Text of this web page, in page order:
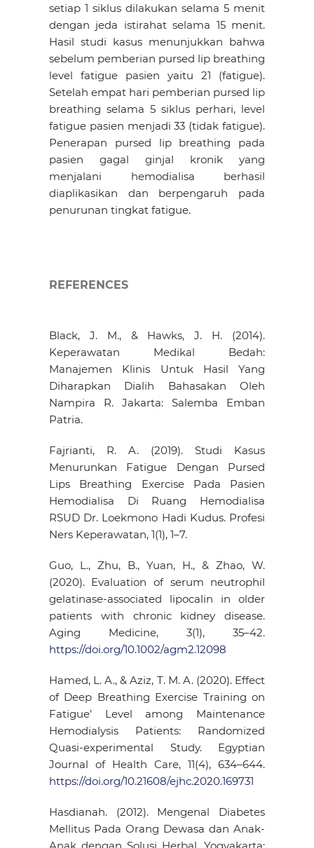
setiap 1 siklus dilakukan selama 5 menit
dengan jeda istirahat selama 15 menit.
Hasil studi kasus menunjukkan bahwa
sebelum pemberian pursed lip breathing
level fatigue pasien yaitu 21 (fatigue).
Setelah empat hari pemberian pursed lip
breathing selama 5 siklus perhari, level
fatigue pasien menjadi 33 (tidak fatigue).
Penerapan pursed lip breathing pada
pasien gagal ginjal kronik yang
menjalani hemodialisa berhasil
diaplikasikan dan berpengaruh pada
penurunan tingkat fatigue.
REFERENCES
Black, J. M., & Hawks, J. H. (2014).
Keperawatan Medikal Bedah:
Manajemen Klinis Untuk Hasil Yang
Diharapkan Dialih Bahasakan Oleh
Nampira R. Jakarta: Salemba Emban
Patria.
Fajrianti, R. A. (2019). Studi Kasus
Menurunkan Fatigue Dengan Pursed
Lips Breathing Exercise Pada Pasien
Hemodialisa Di Ruang Hemodialisa
RSUD Dr. Loekmono Hadi Kudus. Profesi
Ners Keperawatan, 1(1), 1–7.
Guo, L., Zhu, B., Yuan, H., & Zhao, W.
(2020). Evaluation of serum neutrophil
gelatinase-associated lipocalin in older
patients with chronic kidney disease.
Aging Medicine, 3(1), 35–42.
https://doi.org/10.1002/agm2.12098
Hamed, L. A., & Aziz, T. M. A. (2020). Effect
of Deep Breathing Exercise Training on
Fatigue’ Level among Maintenance
Hemodialysis Patients: Randomized
Quasi-experimental Study. Egyptian
Journal of Health Care, 11(4), 634–644.
https://doi.org/10.21608/ejhc.2020.169731
Hasdianah. (2012). Mengenal Diabetes
Mellitus Pada Orang Dewasa dan Anak-